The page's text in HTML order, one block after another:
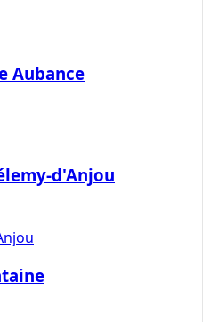
Aubance
d'Anjou